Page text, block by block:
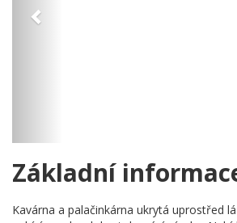
Základní
Kavárna a palačinkárna ukrytá uprostřed